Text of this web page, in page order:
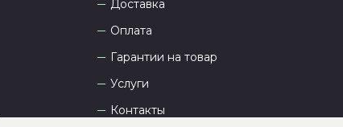
Доставка
Оплата
Гарантии на товар
Услуги
Контакты